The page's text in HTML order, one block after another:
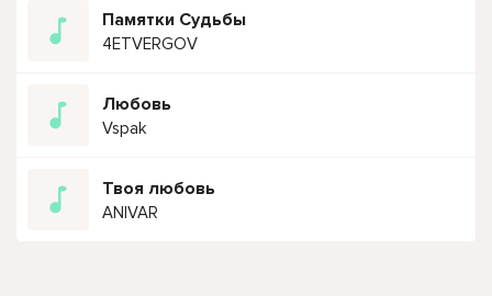
Памятки Судьбы
4ETVERGOV
Любовь
Vspak
Твоя любовь
ANIVAR